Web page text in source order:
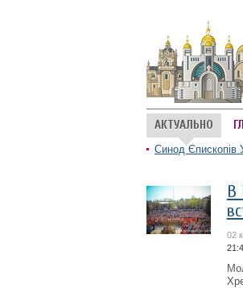
АКТУАЛЬНО
Синод Єпископів
В
02